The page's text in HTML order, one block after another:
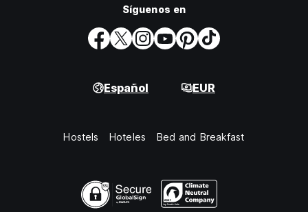
Síguenos en
Español EUR
Hostels Hoteles Bed and Breakfast